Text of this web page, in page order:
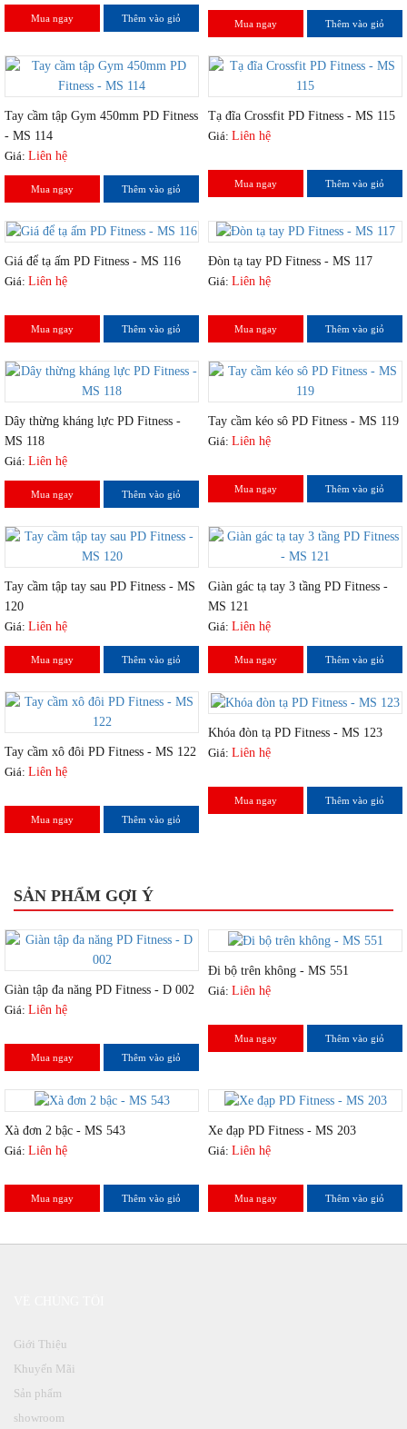
Mua ngay Thêm vào giỏ Mua ngay Thêm vào giỏ
Tay cầm tập Gym 450mm PD Fitness
- MS 114
Giá: Liên hệ
Mua ngay Thêm vào giỏ
Tạ đĩa Crossfit PD Fitness - MS 115
Giá: Liên hệ
Mua ngay Thêm vào giỏ
Giá để tạ ấm PD Fitness - MS 116
Giá: Liên hệ
Mua ngay Thêm vào giỏ
Đòn tạ tay PD Fitness - MS 117
Giá: Liên hệ
Mua ngay Thêm vào giỏ
Dây thừng kháng lực PD Fitness -
MS 118
Giá: Liên hệ
Mua ngay Thêm vào giỏ
Tay cầm kéo sô PD Fitness - MS 119
Giá: Liên hệ
Mua ngay Thêm vào giỏ
Tay cầm tập tay sau PD Fitness - MS
120
Giá: Liên hệ
Mua ngay Thêm vào giỏ
Giàn gác tạ tay 3 tầng PD Fitness -
MS 121
Giá: Liên hệ
Mua ngay Thêm vào giỏ
Tay cầm xô đôi PD Fitness - MS 122
Giá: Liên hệ
Mua ngay Thêm vào giỏ
Khóa đòn tạ PD Fitness - MS 123
Giá: Liên hệ
Mua ngay Thêm vào giỏ
SẢN PHẨM GỢI Ý
Giàn tập đa năng PD Fitness - D 002
Giá: Liên hệ
Mua ngay Thêm vào giỏ
Đi bộ trên không - MS 551
Giá: Liên hệ
Mua ngay Thêm vào giỏ
Xà đơn 2 bậc - MS 543
Giá: Liên hệ
Mua ngay Thêm vào giỏ
Xe đạp PD Fitness - MS 203
Giá: Liên hệ
Mua ngay Thêm vào giỏ
Giới Thiệu
Khuyến Mãi
Sản phẩm
showroom